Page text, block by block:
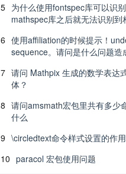
5 为什么使用fontspec库可以识
mathspec库之后就无法识别到
6 使用affiliation的时候提示！
sequence。请问是什么问题造
7 请问 Mathpix 生成的数学表达
体？
8 请问amsmath宏包里共有多少
什么
9 \circledtext命令样式设置的作
10 paracol 宏包使用问题